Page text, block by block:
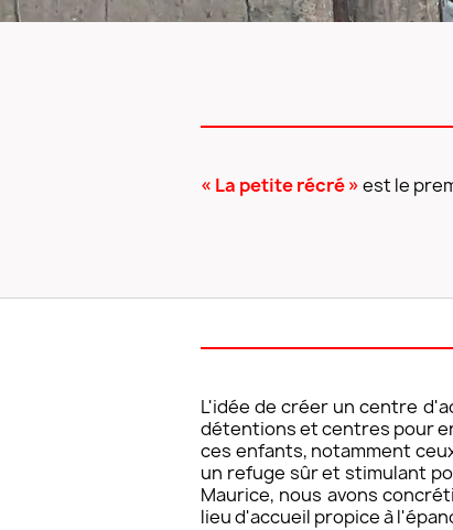
« La petite récré »est le
L'idée de créer un centre
détentions et centres pour
ces enfants, notamment
un refuge sûr et stimulant
Maurice, nous avons
lieu d'accueil propice à